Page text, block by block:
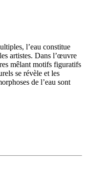
l’eau constitue
artistes. Dans l’œuvre
mêlant motifs figuratifs
se révèle et les
de l’eau sont